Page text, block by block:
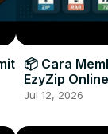
📦 Cara
EzyZip
Perangkat
Jul 12, 2026